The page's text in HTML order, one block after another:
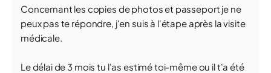
Concernant les copies de photos et passeport je ne
peux pas te répondre, j'en suis à l'étape après la visite
médicale.
Le délai de 3 mois tu l'as estimé toi-même ou il t'a été